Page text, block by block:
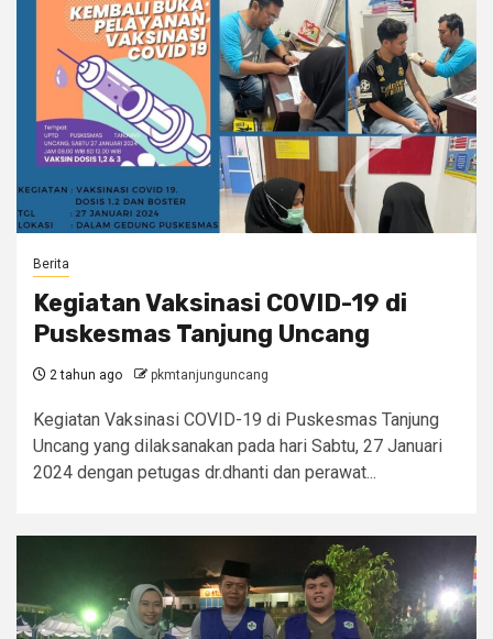
Berita
Kegiatan Vaksinasi COVID-19 di
Puskesmas Tanjung Uncang
2 tahun ago pkmtanjunguncang
Kegiatan Vaksinasi COVID-19 di Puskesmas Tanjung
Uncang yang dilaksanakan pada hari Sabtu, 27 Januari
2024 dengan petugas dr.dhanti dan perawat...